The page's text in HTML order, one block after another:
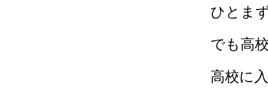
ひとま
でも高
高校に